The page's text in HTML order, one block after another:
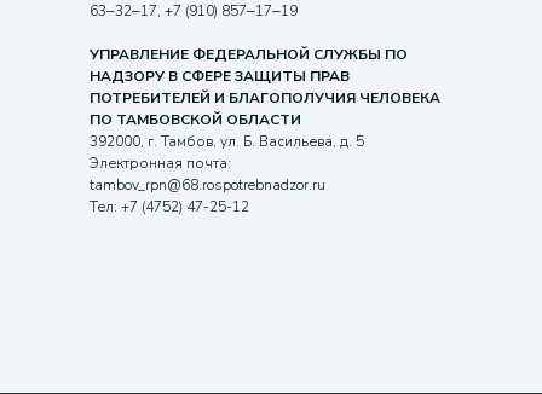
63‒32‒17, +7 (910) 857‒17‒19
УПРАВЛЕНИЕ ФЕДЕРАЛЬНОЙ СЛУЖБЫ ПО
НАДЗОРУ В СФЕРЕ ЗАЩИТЫ ПРАВ
ПОТРЕБИТЕЛЕЙ И БЛАГОПОЛУЧИЯ ЧЕЛОВЕКА
ПО ТАМБОВСКОЙ ОБЛАСТИ
392000, г. Тамбов, ул. Б. Васильева, д. 5
Электронная почта:
tambov_rpn@68.rospotrebnadzor.ru
Тел: +7 (4752) 47-25-12